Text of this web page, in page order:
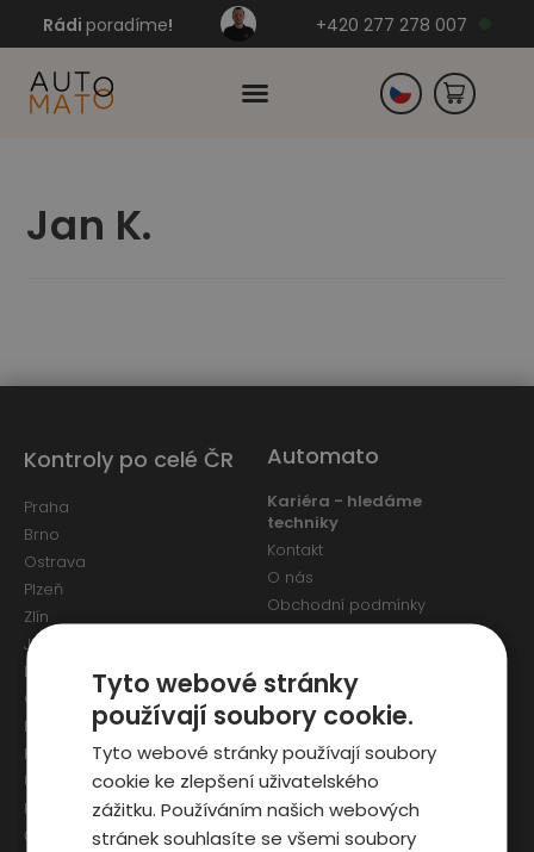
Rádi poradíme! +420 277 278 007
Jan K.
Automato
Kariéra - hledáme
techniky
Kontakt
O nás
Obchodní podmínky
Kontroly po celé ČR
Praha
Brno
Ostrava
Plzeň
Zlín
Jihlava
Liberec
Olomouc
Pardubice
Karlovy Vary
Ústí nad Labem
Hradec Králové
České Budějovice
Tyto webové stránky
používají soubory cookie.
Tyto webové stránky používají soubory
cookie ke zlepšení uživatelského
zážitku. Používáním našich webových
stránek souhlasíte se všemi soubory